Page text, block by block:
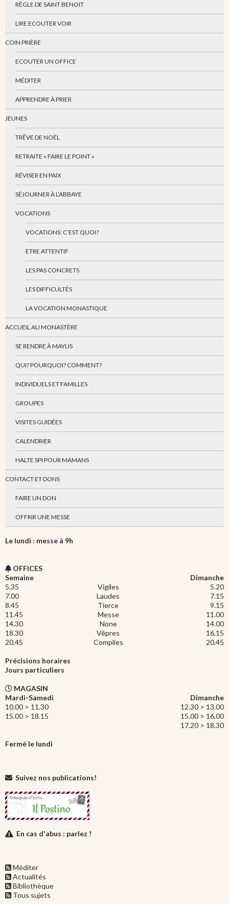
RÈGLE DE SAINT BENOIT
LIRE ECOUTER VOIR
COIN PRIÈRE
ECOUTER UN OFFICE
MÉDITER
APPRENDRE À PRIER
JEUNES
TRÊVE DE NOËL
RETRAITE « FAIRE LE POINT »
RÉVISER EN PAIX
SÉJOURNER À L’ABBAYE
VOCATIONS
VOCATIONS: C’EST QUOI?
ETRE ATTENTIF
LES PAS CONCRETS
LES DIFFICULTÉS
LA VOCATION MONASTIQUE
ACCUEIL AU MONASTÈRE
SE RENDRE À MAYLIS
QUI? POURQUOI? COMMENT?
INDIVIDUELS ET FAMILLES
GROUPES
VISITES GUIDÉES
CALENDRIER
HALTE SPI POUR MAMANS
CONTACT ET DONS
FAIRE UN DON
OFFRIR UNE MESSE
Le lundi : messe à 9h
OFFICES
Semaine
Dimanche
5.35
Vigiles
5.20
7.00
Laudes
7.15
8.45
Tierce
9.15
11.45
Messe
11.00
14.30
None
14.00
18.30
Vêpres
16.15
20.45
Complies 20.45
Précisions horaires
Jours particuliers
MAGASIN
Mardi-Samedi
Dimanche
10.00 > 11.30
12.30 > 13.00
15.00 > 18.15
15.00 > 16.00
17.20 > 18.30
Fermé le lundi
Suivez nos publications!
En cas d'abus : parlez !
Méditer
Actualités
Bibliothèque
Tous sujets